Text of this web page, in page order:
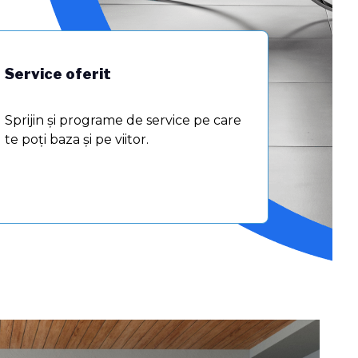
Service oferit
Sprijin şi programe de service pe care
te poţi baza și pe viitor.